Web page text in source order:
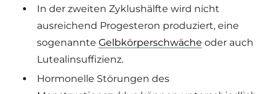
In der zweiten Zyklushälfte wird nicht
ausreichend Progesteron produziert, eine
sogenannte Gelbkörperschwäche oder auch
Lutealinsuffizienz.
Hormonelle Störungen des